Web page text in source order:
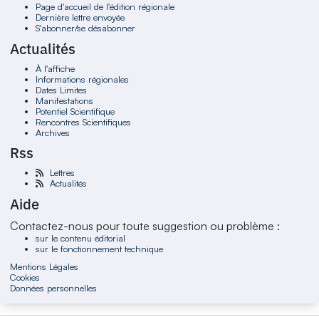
Page d'accueil de l'édition régionale
Dernière lettre envoyée
S'abonner/se désabonner
Actualités
À l'affiche
Informations régionales
Dates Limites
Manifestations
Potentiel Scientifique
Rencontres Scientifiques
Archives
Rss
Lettres
Actualités
Aide
Contactez-nous pour toute suggestion ou problème :
sur le contenu éditorial
sur le fonctionnement technique
Mentions Légales
Cookies
Données personnelles